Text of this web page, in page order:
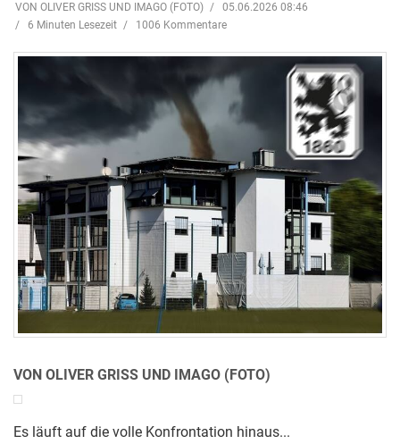
VON OLIVER GRISS UND IMAGO (FOTO)
05.06.2026 08:46
6 Minuten Lesezeit
1006 Kommentare
VON OLIVER GRISS UND IMAGO (FOTO)
Es läuft auf die volle Konfrontation hinaus...